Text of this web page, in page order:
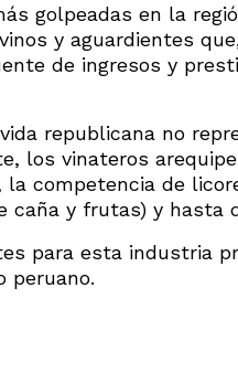
golpeadas en la
y aguardientes
de ingresos y
republicana no
los vinateros
competencia de
caña y frutas) y hasta
para esta industria
peruano.